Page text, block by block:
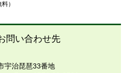
）
問い合わせ先
宇治琵琶33番地